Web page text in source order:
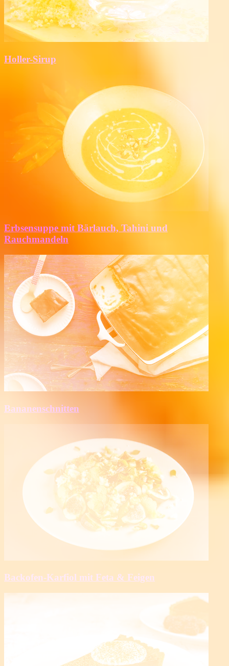
Holler-Sirup
Erbsensuppe mit Bärlauch, Tahini und
Rauchmandeln
Bananenschnitten
Backofen-Karfiol mit Feta & Feigen